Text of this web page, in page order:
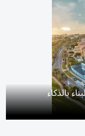
بالذكاء